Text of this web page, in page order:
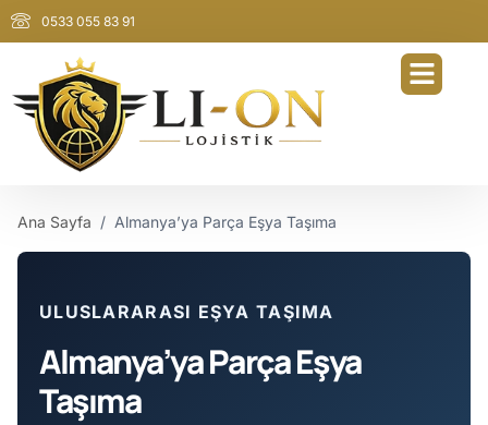
0533 055 83 91
Ana Sayfa / Almanya’ya Parça Eşya Taşıma
ULUSLARARASI EŞYA TAŞIMA
Almanya’ya Parça Eşya
Taşıma